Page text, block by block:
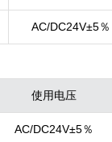
AC/DC24V±5％
使用电压
AC/DC24V±5％